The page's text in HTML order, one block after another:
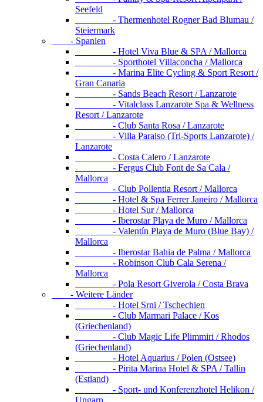
Seefeld
- Thermenhotel Rogner Bad Blumau /
Steiermark
- Spanien
- Hotel Viva Blue & SPA / Mallorca
- Sporthotel Villaconcha / Mallorca
- Marina Elite Cycling & Sport Resort /
Gran Canaria
- Sands Beach Resort / Lanzarote
- Vitalclass Lanzarote Spa & Wellness
Resort / Lanzarote
- Club Santa Rosa / Lanzarote
- Villa Paraiso (Tri-Sports Lanzarote) /
Lanzarote
- Costa Calero / Lanzarote
- Fergus Club Font de Sa Cala /
Mallorca
- Club Pollentia Resort / Mallorca
- Hotel & Spa Ferrer Janeiro / Mallorca
- Hotel Sur / Mallorca
- Iberostar Playa de Muro / Mallorca
- Valentín Playa de Muro (Blue Bay) /
Mallorca
- Iberostar Bahia de Palma / Mallorca
- Robinson Club Cala Serena /
Mallorca
- Pola Resort Giverola / Costa Brava
- Weitere Länder
- Hotel Srni / Tschechien
- Club Marmari Palace / Kos
(Griechenland)
- Club Magic Life Plimmiri / Rhodos
(Griechenland)
- Hotel Aquarius / Polen (Ostsee)
- Pirita Marina Hotel & SPA / Tallin
(Estland)
- Sport- und Konferenzhotel Helikon /
Ungarn